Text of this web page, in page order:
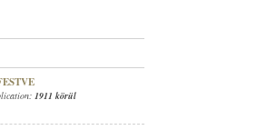
1911 körül